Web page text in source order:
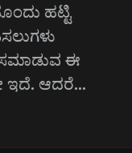
ಹಟ್ಟಿ
ಈ
ಇದೆ. ಆದರೆ…